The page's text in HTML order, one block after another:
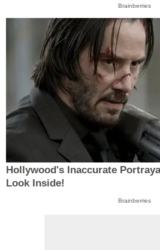
Brainberries
Hollywood's Inaccurate
Look Inside!
Brainberries